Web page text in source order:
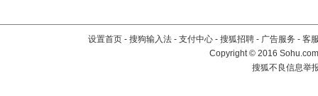
设置首页 - 搜狗输入法 - 支付中心 - 搜狐招聘 - 广告服务 - 客
Copyright©2016
搜狐不良信息举